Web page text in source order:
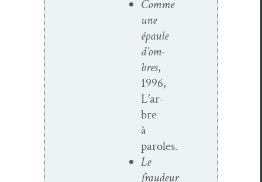
Comme
une
épaule
d’om­
bres,
1996,
L’ar­
bre
à
paroles.
Le
fraudeur